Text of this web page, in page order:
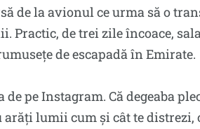
de la avionul ce urma să o
Practic, de trei zile încoace,
de escapadă în Emirate.
pe Instagram. Că degeaba
arăți lumii cum și cât te